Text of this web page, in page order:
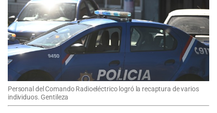
Personal del Comando Radioeléctrico logró la recaptura de varios
individuos. Gentileza